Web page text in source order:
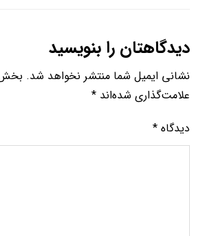
دیدگاهتان را بنویسید
نشانی ایمیل شما منتشر نخواهد شد.
علامت‌گذاری شده‌اند*
دیدگاه*